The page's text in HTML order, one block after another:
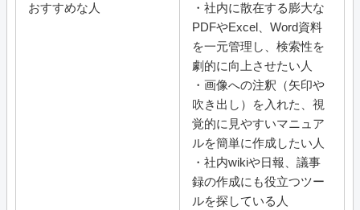
おすすめな人
・社内に散在する膨大な
PDFやExcel、Word資料
を一元管理し、検索性を
劇的に向上させたい人
・ 画像への注釈（矢印や
吹き出し）を入れた、視
覚的に見やすいマニュア
ルを簡単に作成したい人
・社内wikiや日報、議事
録の作成にも役立つツー
ルを探している人